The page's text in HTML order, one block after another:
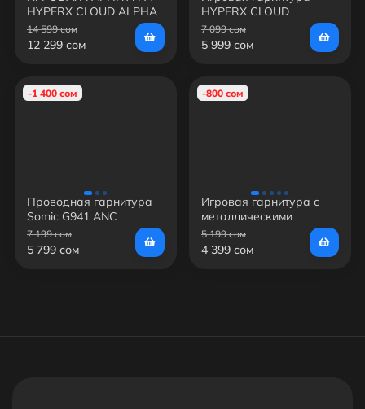
HYPERX CLOUD ALPHA
S HX-HSCAS-BL/WW
(BLACK)
14 599 сом
12 299 сом
HYPERX CLOUD
STINGER HX-HSCS-
BK/EE (BLACK)
7 099 сом
5 999 сом
-1 400 сом
Проводная гарнитура
Somic G941 ANC
7 199 сом
5 799 сом
-800 сом
Игровая гарнитура с
металлическими
чашами и
отстёгивающимся
микрофоном SVEN AP-
5 199 сом
4 399 сом